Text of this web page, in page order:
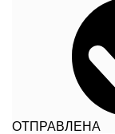
ОТПРАВЛЕНА